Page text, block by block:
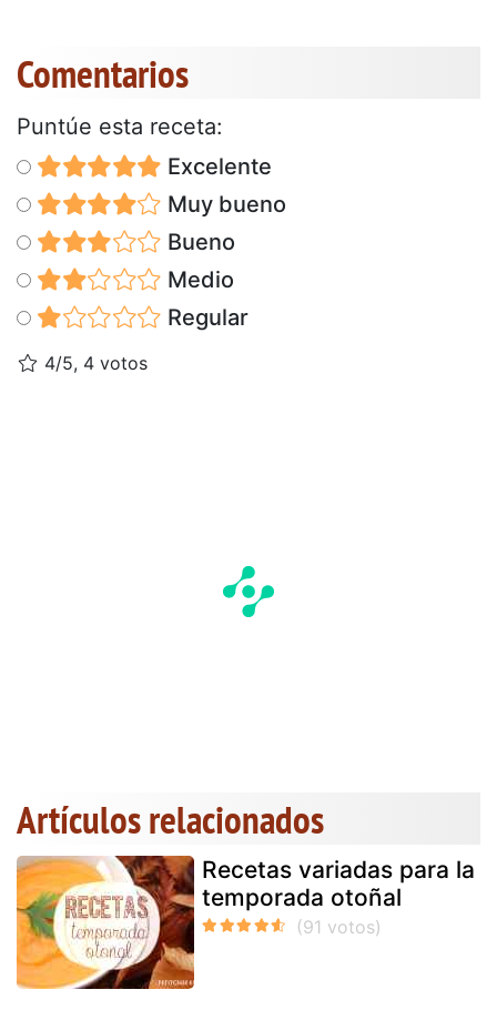
Comentarios
Puntúe esta receta:
Excelente
Muy bueno
Bueno
Medio
Regular
4/5, 4 votos
Artículos relacionados
Recetas variadas para la
temporada otoñal